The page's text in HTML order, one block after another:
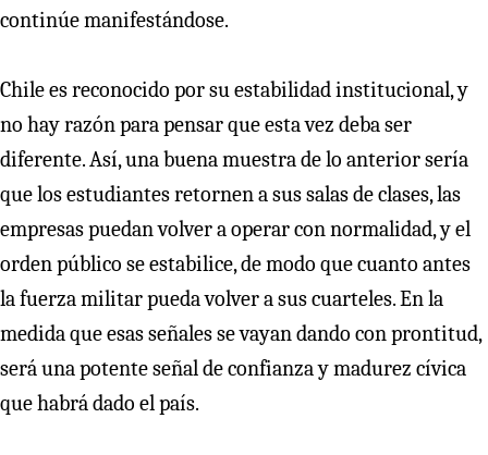
continúe manifestándose.
Chile es reconocido por su estabilidad institucional, y
no hay razón para pensar que esta vez deba ser
diferente. Así, una buena muestra de lo anterior sería
que los estudiantes retornen a sus salas de clases, las
empresas puedan volver a operar con normalidad, y el
orden público se estabilice, de modo que cuanto antes
la fuerza militar pueda volver a sus cuarteles. En la
medida que esas señales se vayan dando con prontitud,
será una potente señal de confianza y madurez cívica
que habrá dado el país.